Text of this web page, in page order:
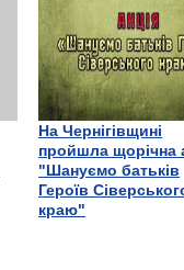
На Чернігівщині
пройшла щорічна
"Шануємо батьків
Героїв
краю"